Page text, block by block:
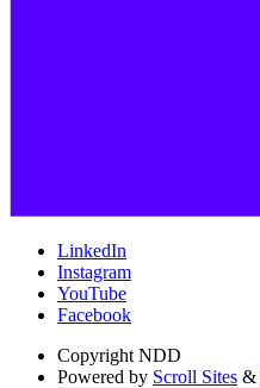
LinkedIn
Instagram
YouTube
Facebook
Copyright NDD
Powered by Scroll Sites &